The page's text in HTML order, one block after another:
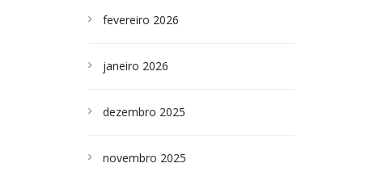
fevereiro 2026
janeiro 2026
dezembro 2025
novembro 2025